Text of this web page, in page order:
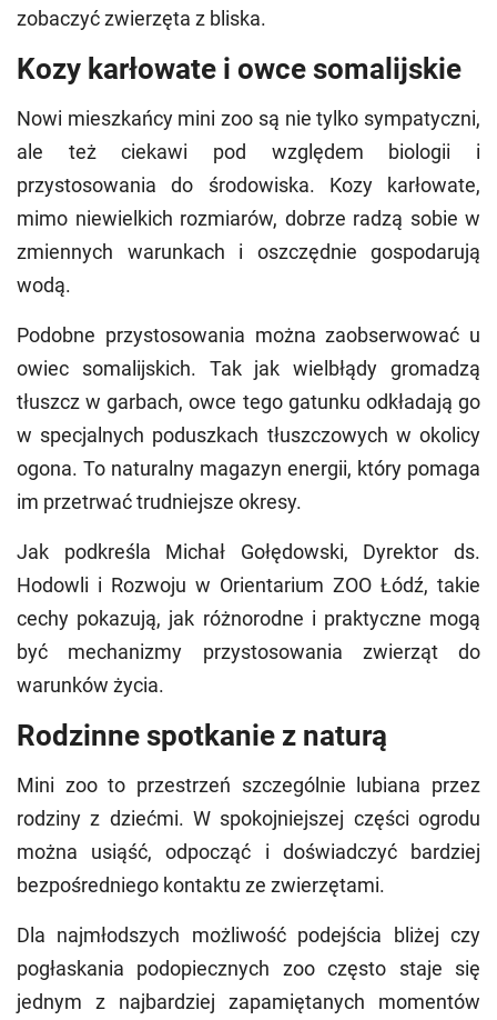
zobaczyć zwierzęta z bliska.
Kozy karłowate i owce somalijskie
Nowi mieszkańcy mini zoo są nie tylko sympatyczni,
ale też ciekawi pod względem biologii i
przystosowania do środowiska. Kozy karłowate,
mimo niewielkich rozmiarów, dobrze radzą sobie w
zmiennych warunkach i oszczędnie gospodarują
wodą.
Podobne przystosowania można zaobserwować u
owiec somalijskich. Tak jak wielbłądy gromadzą
tłuszcz w garbach, owce tego gatunku odkładają go
w specjalnych poduszkach tłuszczowych w okolicy
ogona. To naturalny magazyn energii, który pomaga
im przetrwać trudniejsze okresy.
Jak podkreśla Michał Gołędowski, Dyrektor ds.
Hodowli i Rozwoju w Orientarium ZOO Łódź, takie
cechy pokazują, jak różnorodne i praktyczne mogą
być mechanizmy przystosowania zwierząt do
warunków życia.
Rodzinne spotkanie z naturą
Mini zoo to przestrzeń szczególnie lubiana przez
rodziny z dziećmi. W spokojniejszej części ogrodu
można usiąść, odpocząć i doświadczyć bardziej
bezpośredniego kontaktu ze zwierzętami.
Dla najmłodszych możliwość podejścia bliżej czy
pogłaskania podopiecznych zoo często staje się
jednym z najbardziej zapamiętanych momentów